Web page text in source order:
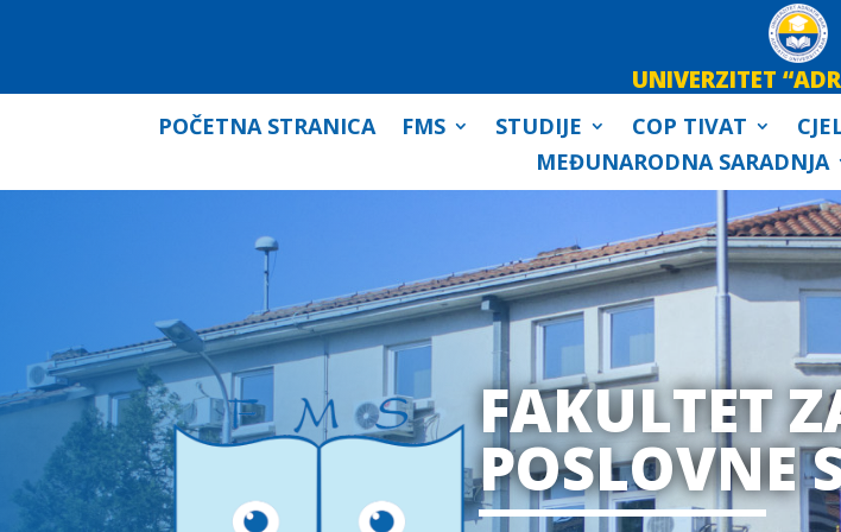
UNIVERZITET
POČETNA STRANICA FMS STUDIJE COP TIVAT
MEĐUNARODNA SARADNJA
FAKULTET
POSLOVNE